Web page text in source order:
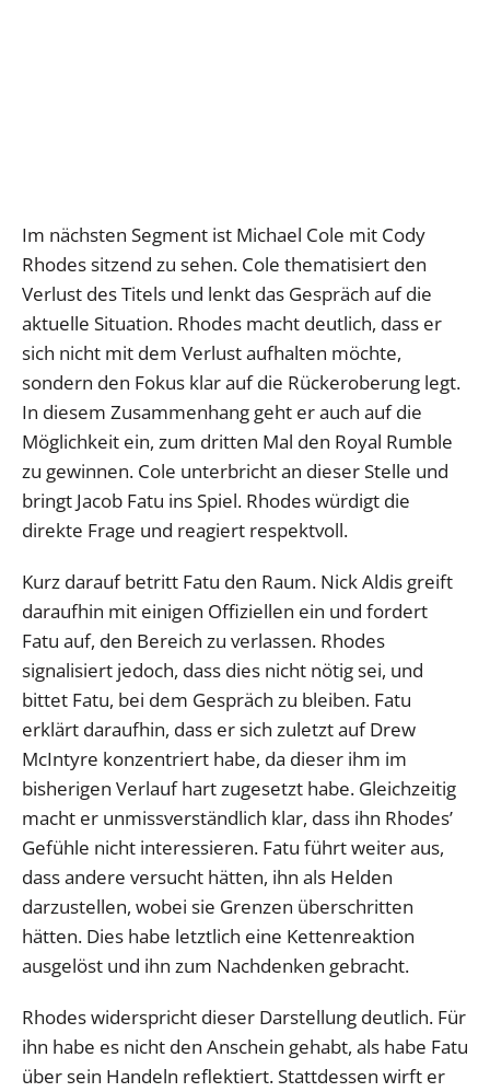
Im nächsten Segment ist Michael Cole mit Cody
Rhodes sitzend zu sehen. Cole thematisiert den
Verlust des Titels und lenkt das Gespräch auf die
aktuelle Situation. Rhodes macht deutlich, dass er
sich nicht mit dem Verlust aufhalten möchte,
sondern den Fokus klar auf die Rückeroberung legt.
In diesem Zusammenhang geht er auch auf die
Möglichkeit ein, zum dritten Mal den Royal Rumble
zu gewinnen. Cole unterbricht an dieser Stelle und
bringt Jacob Fatu ins Spiel. Rhodes würdigt die
direkte Frage und reagiert respektvoll.
Kurz darauf betritt Fatu den Raum. Nick Aldis greift
daraufhin mit einigen Offiziellen ein und fordert
Fatu auf, den Bereich zu verlassen. Rhodes
signalisiert jedoch, dass dies nicht nötig sei, und
bittet Fatu, bei dem Gespräch zu bleiben. Fatu
erklärt daraufhin, dass er sich zuletzt auf Drew
McIntyre konzentriert habe, da dieser ihm im
bisherigen Verlauf hart zugesetzt habe. Gleichzeitig
macht er unmissverständlich klar, dass ihn Rhodes’
Gefühle nicht interessieren. Fatu führt weiter aus,
dass andere versucht hätten, ihn als Helden
darzustellen, wobei sie Grenzen überschritten
hätten. Dies habe letztlich eine Kettenreaktion
ausgelöst und ihn zum Nachdenken gebracht.
Rhodes widerspricht dieser Darstellung deutlich. Für
ihn habe es nicht den Anschein gehabt, als habe Fatu
über sein Handeln reflektiert. Stattdessen wirft er